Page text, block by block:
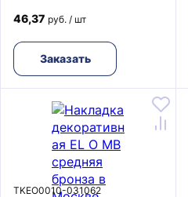
46,37 руб. / шт
Заказать
TKEO0010-031062